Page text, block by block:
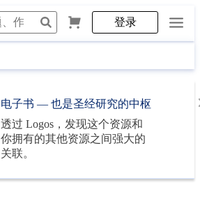
登录
电子书 — 也是圣经研究的中枢
透过 Logos ，发现这个资源和
你拥有的其他资源之间强大的
关联。